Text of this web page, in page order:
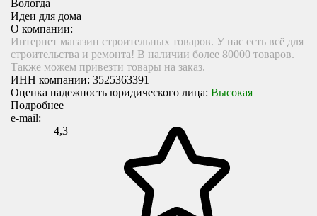
Вологда
Идеи для дома
О компании:
Интернет магазин строительных товаров. У нас есть всё для
строительства и ремонта! В наличии более 80000 товаров.
Также можем привезти товары на заказ.
ИНН компании: 3525363391
Оценка надежность юридического лица: Высокая
Подробнее
e-mail:
4,3